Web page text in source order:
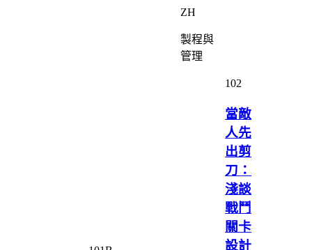
ZH
製程與
管理
102
當敵
人先
出剪
刀：
淺談
戰鬥
關卡
設計